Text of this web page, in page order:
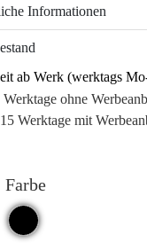
lassen Ihr Logo
Maus sorgt für ein
Investieren Sie
auch langfristige,
und nützlich – bleibt
Markenpräsenz
Nutzen:
Informationen
ab Werk (werktags
Werktage ohne
Werktage mit
Farbe